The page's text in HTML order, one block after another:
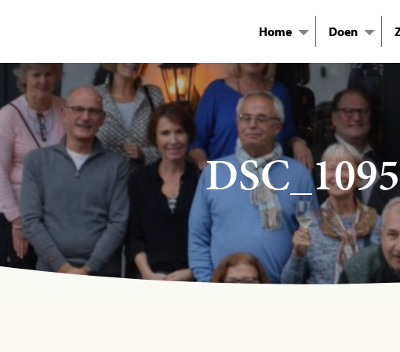
Home Doen
DSC_1095